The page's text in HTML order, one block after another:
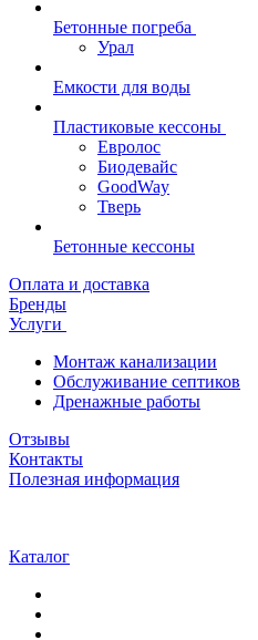
Бетонные погреба
Урал
Емкости для воды
Пластиковые кессоны
Евролос
Биодевайс
GoodWay
Тверь
Бетонные кессоны
Оплата и доставка
Бренды
Услуги
Монтаж канализации
Обслуживание септиков
Дренажные работы
Отзывы
Контакты
Полезная информация
Каталог